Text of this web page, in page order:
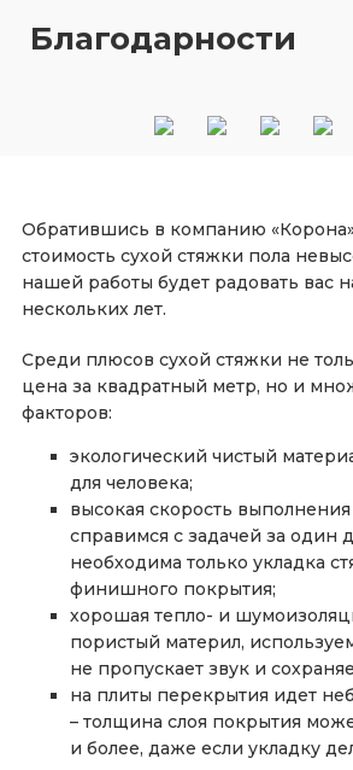
Благодарности
Обратившись в компанию
стоимость сухой стяжки пола
нашей работы будет радовать вас
нескольких лет.
Среди плюсов сухой стяжки не
цена за квадратный метр, но и
факторов:
экологический чистый
для человека;
высокая скорость
справимся с задачей за один
необходима только укладка
финишного покрытия;
хорошая тепло- и
пористый материл,
не пропускает звук и
на плиты перекрытия идет
– толщина слоя покрытия
и более, даже если укладку